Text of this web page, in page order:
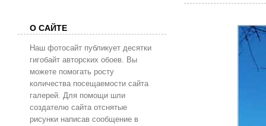
О САЙТЕ
Наш фотосайт публикует десятки
гигобайт авторских обоев. Вы
можете помогать росту
количества посещаемости сайта
галерей. Для помощи шли
создателю сайта отснятые
рисунки написав сообщение в